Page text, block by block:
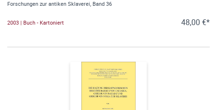
Forschungen zur antiken Sklaverei, Band 36
2003 | Buch - Kartoniert 48,00 €*